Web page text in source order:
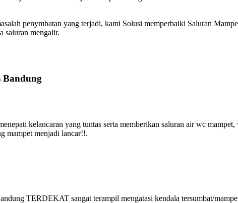
penymbatan yang terjadi, kami Solusi memperbaiki Saluran
saluran mengalir.
Bandung
kelancaran yang tuntas serta memberikan saluran air wc
mampet menjadi lancar!!.
TERDEKAT sangat terampil mengatasi kendala tersumbat/